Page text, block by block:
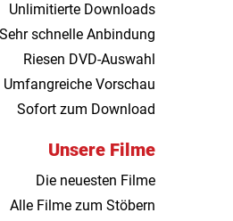
Unlimitierte Downloads
Sehr schnelle Anbindung
Riesen DVD-Auswahl
Umfangreiche Vorschau
Sofort zum Download
Unsere Filme
Die neuesten Filme
Alle Filme zum Stöbern